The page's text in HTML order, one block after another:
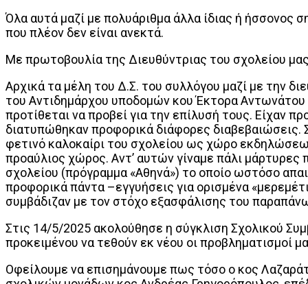
Όλα αυτά μαζί με πολυάριθμα άλλα ίδιας ή ήσσονος
που πλέον δεν είναι ανεκτά.
Με πρωτοβουλία της Διευθύντριας του σχολείου
Αρχικά τα μέλη του Δ.Σ. του συλλόγου μαζί με την
του Αντιδημάρχου υποδομών κου Έκτορα Αντωνάτου
προτίθεται να προβεί για την επίλυσή τους. Είχαν
διατυπώθηκαν προφορικά διάφορες
φετινό καλοκαίρι του σχολείου ως χώρο
προαύλιος χώρος. Αντ’ αυτών γίναμε πάλι
σχολείου (πρόγραμμα «Αθηνά») το οποίο ωστόσο
προφορικά πάντα –εγγυήσεις για ορισμένα
συμβάδιζαν με τον στόχο εξασφάλισης του
Στις 14/5/2025 ακολούθησε η σύγκλιση Σχολικού
προκειμένου να τεθούν εκ νέου οι προβληματισμοί
Οφείλουμε να επισημάνουμε πως τόσο ο κος